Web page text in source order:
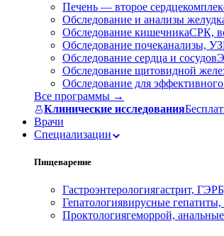
Печень — второе сердце
Обследование и анализы
Обследование кишечникаСРК,
Обследование почеканализы,
Обследование сердца и сосудов
Обследование щитовидной
Обследование для
Все программы →
Клинические исследования
Врачи
Специализации
Пищеварение
Гастроэнтерологиягастрит,
Гепатологиявирусные гепатиты,
Проктологиягеморрой,